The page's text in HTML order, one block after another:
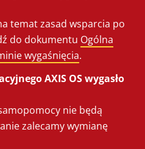
temat zasad wsparcia po
do dokumentu Ogólna
wygaśnięcia.
AXIS OS wygasło
nie będą
zalecamy wymianę